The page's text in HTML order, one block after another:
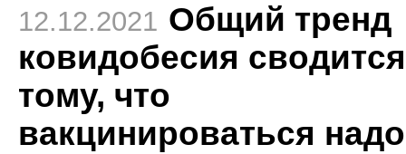
12.12.2021 Общий тренд
ковидобесия
тому, что
вакцинироваться надо